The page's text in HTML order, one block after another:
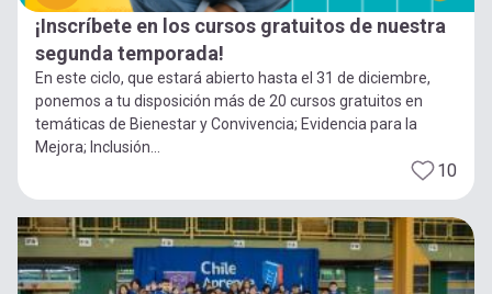
¡Inscríbete en los cursos gratuitos de nuestra
segunda temporada!
En este ciclo, que estará abierto hasta el 31 de diciembre,
ponemos a tu disposición más de 20 cursos gratuitos en
temáticas de Bienestar y Convivencia; Evidencia para la
Mejora; Inclusión...
10